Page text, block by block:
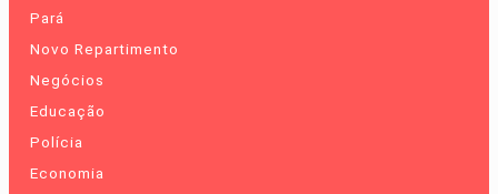
Pará
Novo Repartimento
Negócios
Educação
Polícia
Economia